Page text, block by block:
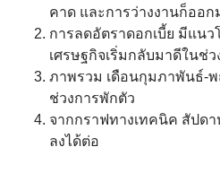
คาด และการว่างงานก็ออก
การลดอัตราดอกเบี้ย มีแนว
เศรษฐกิจเริ่มกลับมาดีในช่ว
ภาพรวม เดือนกุมภาพันธ์-
ช่วงการพักตัว
จากกราฟทางเทคนิค สัปด
ลงได้ต่อ